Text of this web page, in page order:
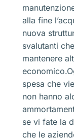
alla fine
nuova
svalutanti
mantenere
spesa che
non hanno
se vi fate la
che le